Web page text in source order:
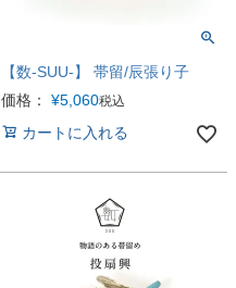
【数-SUU-】 帯留/辰張り子
価格：
¥5,060税込
カートに入れる